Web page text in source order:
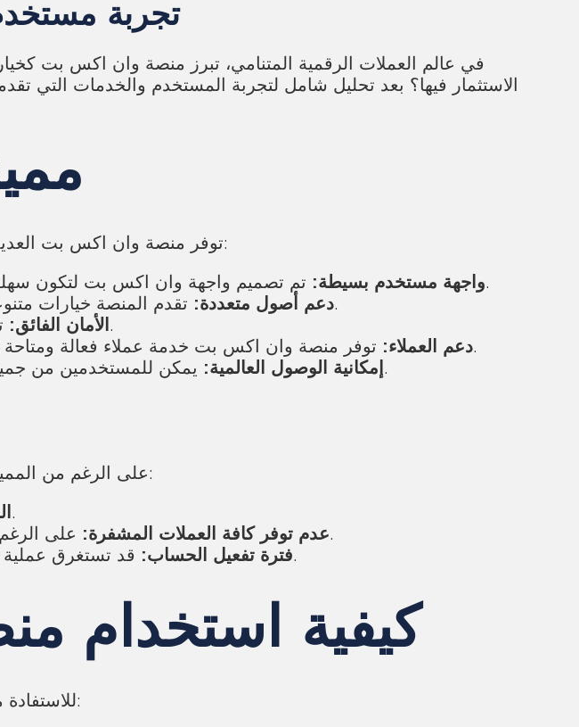
تجربة
في عالم العملات الرقمية المتنامي، تبرز منصة وان اكس بت
الاستثمار فيها؟ بعد تحليل شامل لتجربة المستخدم والخدمات التي
توفر منصة وان اكس بت العديد من المميزات التي تجعلها وجهة مفضلة للمستثمرين. ومن أهم هذه المميزات:
واجهة مستخدم بسيطة:تم تصميم واجهة وان اكس بت لتكون سهلة الاستخدام للمبتدئين والمحترفين على حد سواء، مما يسهل عملية التداول.
دعم أصول متعددة:تقدم المنصة خيارات متنوعة من العملات الرقمية، مما يمنح المستخدمين القدرة على تنويع محفظتهم.
الأمان الفائق:تعتمد المنصة على تقنيات أمان متقدمة لحماية أموال المستخدمين وبياناتهم.
دعم العملاء:توفر منصة وان اكس بت خدمة عملاء فعالة ومتاحة على مدار الساعة، مما يساعد المستخدمين في حل أي مشاكل قد تواجههم.
إمكانية الوصول العالمية:يمكن للمستخدمين من جميع أنحاء العالم الوصول إلى هذه المنصة، مما يسهل عملية التداول دون قيود.
على الرغم من المميزات العديدة، إلا أن هناك بعض العيوب التي يجب أن نأخذها بعين الاعتبار. ومنها:
قد تكون الرسوم على بعض الخدمات مرتفعة مقارنة بمنصات أخرى.
عدم توفر كافة العملات المشفرة:على الرغم من دعم العديد من العملات، إلا أن بعض الأصول الشائعة قد لا تكون متاحة.
فترة تفعيل الحساب:قد تستغرق عملية تفعيل الحساب بعض الوقت، مما قد يؤخر من بدء المستخدمين في التداول.
كيفية استخدام
للاستفادة من منصة وان اكس بت، يجب على المستخدمين اتباع بعض الخطوات الأساسية: